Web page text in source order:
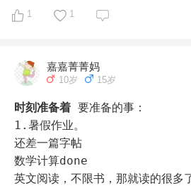
1 1
嘉嘉菁菁妈
10岁 15岁
时刻准备着 要准备的事：
1.暑假作业。
还差一篇字帖
数学计算done
英文阅读，不限书，那就读的很多